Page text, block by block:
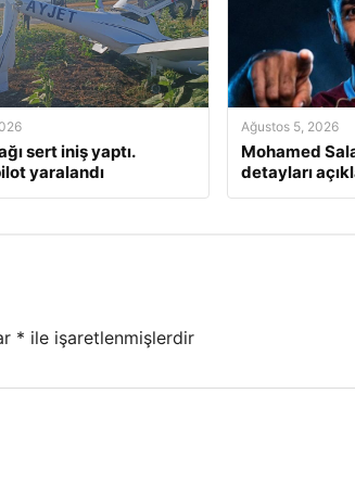
sert iniş yaptı.
yaralandı
Ağustos 5, 2026
Mohamed
detayları
* ile işaretlenmişlerdir